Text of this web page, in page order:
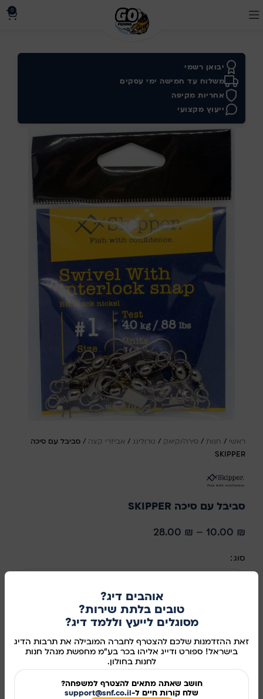
אוהבים דיג?
טובים בלתת שירות?
מסוגלים לייעץ וללמד דיג?
זאת ההזדמנות שלכם להצטרף לחברה המובילה את תרבות הדיג
בישראל! ספורט ודייג אליהו בכר בע"מ מחפשת מנהל חנות
לחנות בחולון.
חושב שאתה מתאים להצטרף למשפחה?
שלח קורות חיים ל-support@snf.co.il
0
יבואן רשמי
משלוח עד חמישה ימי עסקים
אחריות מקיפה
ייעוץ מקצועי
ראשי / חנות / סירה/קיאק / טרולינג / אביזרי קצה / סביבל עם סיכה
SKIPPER
סביבל עם סיכה SKIPPER
10.00 ₪
–
28.00 ₪
סוג
הוספה לסל
קנו עכשיו
מידע נוסף